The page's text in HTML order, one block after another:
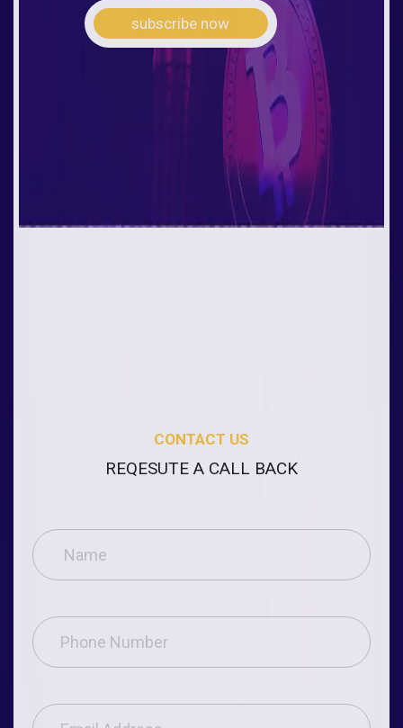
subscribe now
CONTACT US
REQESUTE A CALL BACK